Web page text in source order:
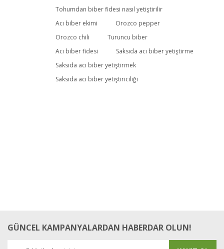
Bu ürüne ilk yorumu siz yapın!
Yorum Yaz
Tohumdan biber fidesi nasıl yetiştirilir
Acı biber ekimi
Orozco pepper
Orozco chili
Turuncu biber
Acı biber fidesi
Saksıda acı biber yetiştirme
Saksıda acı biber yetiştirmek
Saksıda acı biber yetiştiriciliği
GÜNCEL KAMPANYALARDAN HABERDAR OLUN!